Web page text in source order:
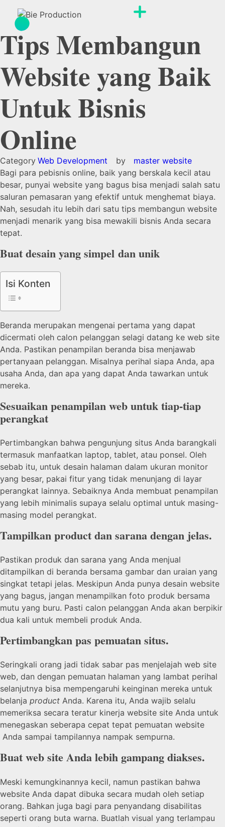
Tips Membangun
Website yang Baik
Untuk Bisnis
Online
by master website
Web Development
Bagi para pebisnis online, baik yang berskala kecil atau
besar, punyai website yang bagus bisa menjadi salah satu
saluran pemasaran yang efektif untuk menghemat biaya.
Nah, sesudah itu lebih dari satu tips membangun website
menjadi menarik yang bisa mewakili bisnis Anda secara
tepat.
Buat desain yang simpel dan unik
Isi Konten
Beranda merupakan mengenai pertama yang dapat
dicermati oleh calon pelanggan selagi datang ke web site
Anda. Pastikan penampilan beranda bisa menjawab
pertanyaan pelanggan. Misalnya perihal siapa Anda, apa
usaha Anda, dan apa yang dapat Anda tawarkan untuk
mereka.
Sesuaikan penampilan web untuk tiap-tiap
perangkat
Pertimbangkan bahwa pengunjung situs Anda barangkali
termasuk manfaatkan laptop, tablet, atau ponsel. Oleh
sebab itu, untuk desain halaman dalam ukuran monitor
yang besar, pakai fitur yang tidak menunjang di layar
perangkat lainnya. Sebaiknya Anda membuat penampilan
yang lebih minimalis supaya selalu optimal untuk masing-
masing model perangkat.
Tampilkan product dan sarana dengan jelas.
Pastikan produk dan sarana yang Anda menjual
ditampilkan di beranda bersama gambar dan uraian yang
singkat tetapi jelas. Meskipun Anda punya desain website
yang bagus, jangan menampilkan foto produk bersama
mutu yang buru. Pasti calon pelanggan Anda akan berpikir
dua kali untuk membeli produk Anda.
Pertimbangkan pas pemuatan situs.
Seringkali orang jadi tidak sabar pas menjelajah web site
web, dan dengan pemuatan halaman yang lambat perihal
selanjutnya bisa mempengaruhi keinginan mereka untuk
belanja product Anda. Karena itu, Anda wajib selalu
memeriksa secara teratur kinerja website site Anda untuk
menegaskan seberapa cepat tepat pemuatan website
Anda sampai tampilannya nampak sempurna.
Buat web site Anda lebih gampang diakses.
Meski kemungkinannya kecil, namun pastikan bahwa
website Anda dapat dibuka secara mudah oleh setiap
orang. Bahkan juga bagi para penyandang disabilitas
seperti orang buta warna. Buatlah visual yang terlampau